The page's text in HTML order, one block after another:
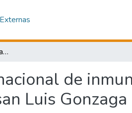
Conocimientos sobre estrategia sanitaria nacional de inmunizaciones en internos de enfermería de la universidad san Luis Gonzaga de Ica 2016
de
Luis